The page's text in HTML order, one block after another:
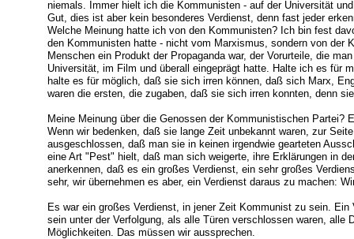
niemals. Immer hielt ich die Kommunisten - auf der Universität
Gut, dies ist aber kein besonderes Verdienst, denn fast jeder
Welche Meinung hatte ich von den Kommunisten? Ich bin fest
den Kommunisten hatte - nicht vom Marxismus, sondern von der
Menschen ein Produkt der Propaganda war, der Vorurteile, die
Universität, im Film und überall eingeprägt hatte. Halte ich es für
halte es für möglich, daß sie sich irren können, daß sich Marx,
waren die ersten, die zugaben, daß sie sich irren konnten, denn
Meine Meinung über die Genossen der Kommunistischen Partei?
Wenn wir bedenken, daß sie lange Zeit unbekannt waren, zur
ausgeschlossen, daß man sie in keinen irgendwie gearteten
eine Art "Pest" hielt, daß man sich weigerte, ihre Erklärungen in
anerkennen, daß es ein großes Verdienst, ein sehr großes
sehr, wir übernehmen es aber, ein Verdienst daraus zu machen:
Es war ein großes Verdienst, in jener Zeit Kommunist zu sein.
sein unter der Verfolgung, als alle Türen verschlossen waren, alle
Möglichkeiten. Das müssen wir aussprechen.